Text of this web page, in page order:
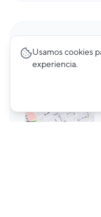
Cabify
Usamos cookies
experiencia.